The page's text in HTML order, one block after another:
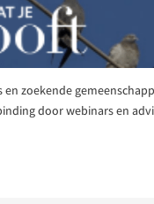
zoekende
door webinars en